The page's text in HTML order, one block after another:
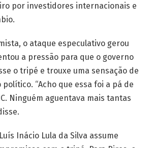
por investidores internacionais e
o ataque especulativo gerou
a pressão para que o governo
o tripé e trouxe uma sensação de
“Acho que essa foi a pá de
Ninguém aguentava mais tantas
Inácio Lula da Silva assume